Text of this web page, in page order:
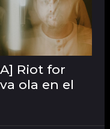
Riot for
ola en el